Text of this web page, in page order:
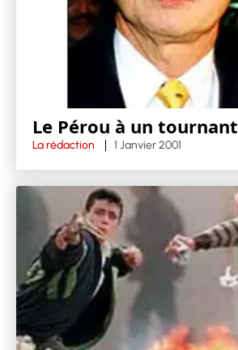
Le Pérou à un tournant
La rédaction 1 Janvier 2001